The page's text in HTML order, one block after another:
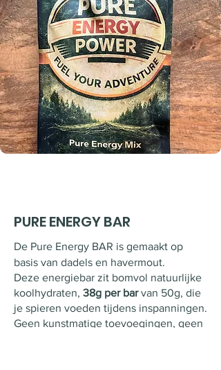
PURE ENERGY BAR
De Pure Energy BAR is gemaakt op
basis van dadels en havermout.
Deze energiebar zit bomvol natuurlijke
koolhydraten, 38g per barvan 50g, die
je spieren voeden tijdens inspanningen.
Geen kunstmatige toevoegingen, geen